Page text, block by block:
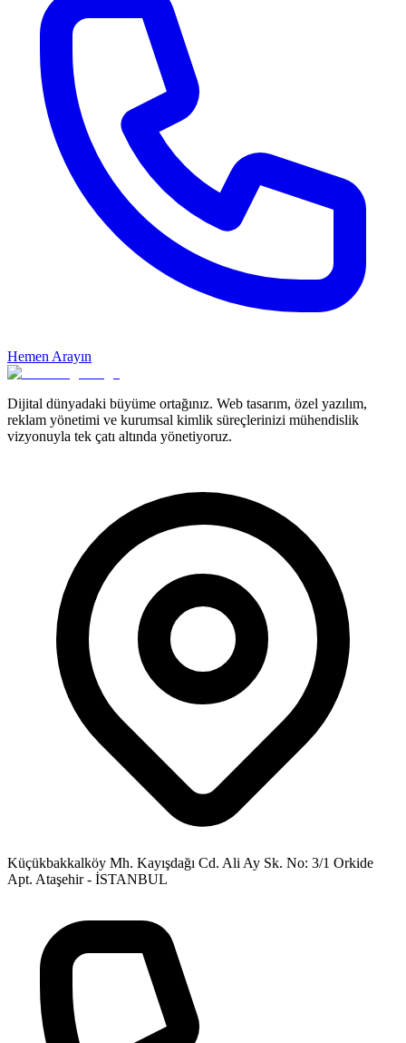
Hemen Arayın
Dijital dünyadaki büyüme ortağınız. Web tasarım, özel yazılım,
reklam yönetimi ve kurumsal kimlik süreçlerinizi mühendislik
vizyonuyla tek çatı altında yönetiyoruz.
Küçükbakkalköy Mh. Kayışdağı Cd. Ali Ay Sk. No: 3/1 Orkide
Apt. Ataşehir - İSTANBUL